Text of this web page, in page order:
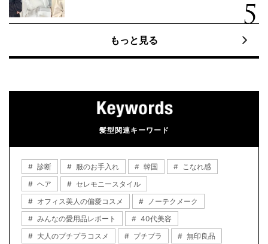
もっと見る
髪型関連キーワード
診断 服のお手入れ 韓国
こなれ感
ヘア
セレモニースタイル
オフィス美人の偏愛コスメ
ノーテクメーク
みんなの愛用品レポート
40代美容
大人のプチプラコスメ
プチプラ
無印良品